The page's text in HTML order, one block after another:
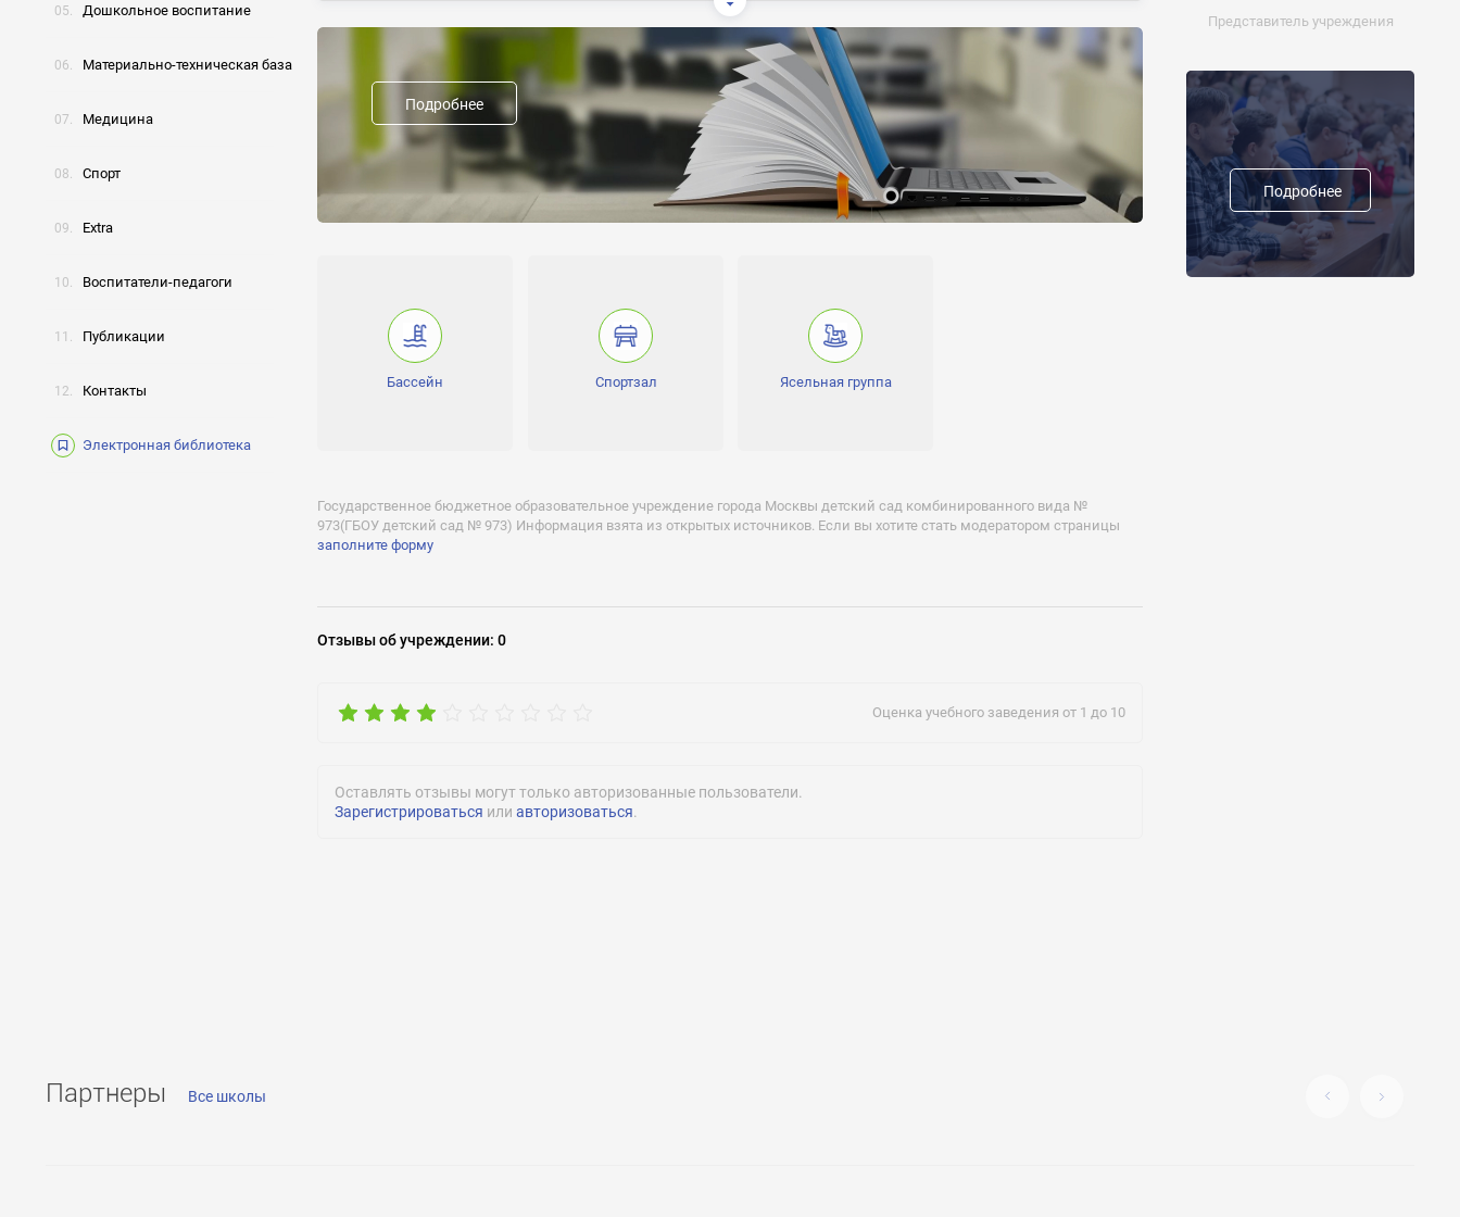
Дошкольное воспитание
Материально-техническая база
Медицина
Спорт
Extra
Воспитатели-педагоги
Публикации
Контакты
Электронная библиотека
Предыдущие названия:
Формы пребывания и обучения:
Дневная, 5-дневка
Младшая, Средняя, Старшая, Подготовительная
Часы работы:
Аккредитации:
№006736 серия АА №157324 действует с 26.05.2006
Подробнее
Бассейн Спортзал Ясельная группа
Государственное бюджетное образовательное учреждение города Москвы детский сад комбинированного вида №
973(ГБОУ детский сад № 973) Информация взята из открытых источников. Если вы хотите стать модератором страницы
заполните форму
Отзывыоб учреждении: 0
Оценка учебного заведения от 1 до 10
Оставлять отзывы могут только авторизованные пользователи.
Зарегистрироваться или авторизоваться.
Представитель учреждения
Подробнее
Партнеры Все школы
Получение прав модератора страницы